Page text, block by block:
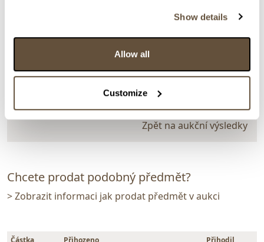
Show details
Allow all
Customize
159604. Scénář filmu ČERTÍ BRKO
Dražba ukončena:
18.06.2026 20:45:13
Zpět na aukční výsledky
Chcete prodat podobný předmět?
> Zobrazit informaci jak prodat předmět v aukci
Částka Přihozeno Přihodil